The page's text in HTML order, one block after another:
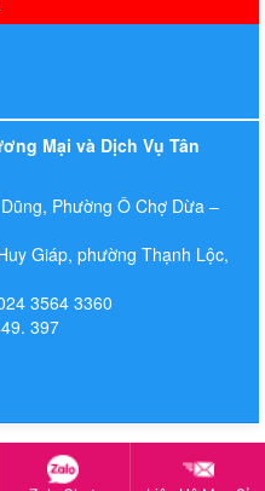
Mại và Dịch Vụ Tân
Phường Ô Chợ Dừa –
Giáp, phường Thạnh Lộc,
3564 3360
397